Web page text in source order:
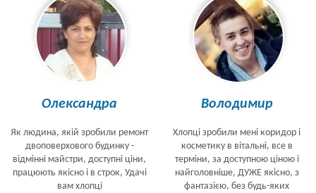
Олександра
Як людина, якій зробили ремонт
двоповерхового будинку -
відмінні майстри, доступні ціни,
працюють якісно і в строк, Удачі
вам хлопці
Володимир
Хлопці зробили мені коридор і
косметику в вітальні, все в
терміни, за доступною ціною і
найголовніше, ДУЖЕ якісно, з
фантазією, без будь-яких